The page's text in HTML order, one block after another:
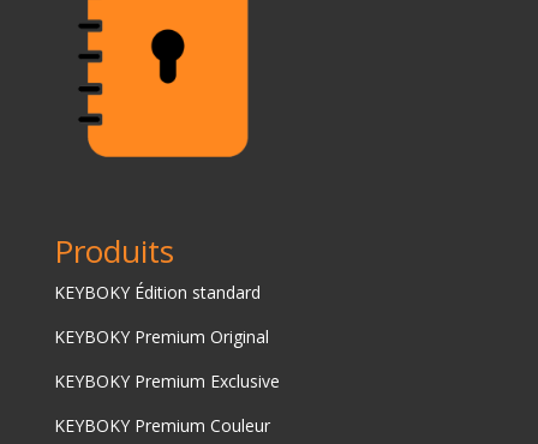
Produits
KEYBOKY Édition standard
KEYBOKY Premium Original
KEYBOKY Premium Exclusive
KEYBOKY Premium Couleur